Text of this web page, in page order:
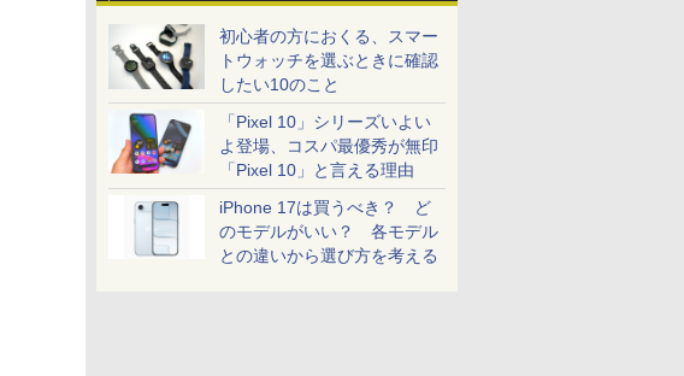
初心者の方におくる、スマー
トウォッチを選ぶときに確認
したい10のこと
「Pixel 10」シリーズいよい
よ登場、コスパ最優秀が無印
「Pixel 10」と言える理由
iPhone 17は買うべき？ ど
のモデルがいい？ 各モデル
との違いから選び方を考える